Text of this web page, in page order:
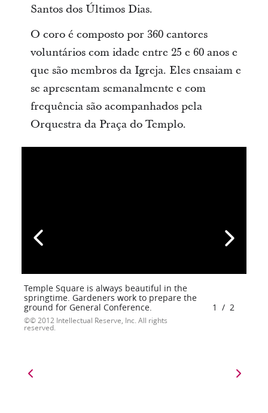
Santos dos Últimos Dias.
O coro é composto por 360 cantores
voluntários com idade entre 25 e 60 anos e
que são membros da Igreja. Eles ensaiam e
se apresentam semanalmente e com
frequência são acompanhados pela
Orquestra da Praça do Templo.
Temple Square is always beautiful in the
springtime. Gardeners work to prepare the
ground for General Conference.
© 2012 Intellectual Reserve, Inc. All rights
reserved.
1 / 2